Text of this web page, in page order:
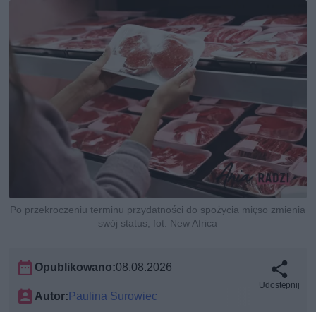
Po przekroczeniu terminu przydatności do spożycia mięso zmienia
swój status, fot. New Africa
Opublikowano:08.08.2026
Autor: Paulina Surowiec
Udostępnij